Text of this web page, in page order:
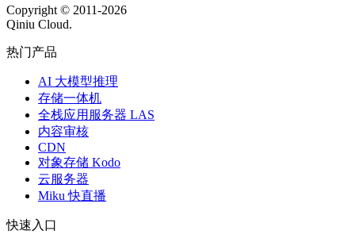
Copyright © 2011-2026
Qiniu Cloud.
热门产品
AI 大模型推理
存储一体机
全栈应用服务器 LAS
内容审核
CDN
对象存储 Kodo
云服务器
Miku 快直播
快速入口